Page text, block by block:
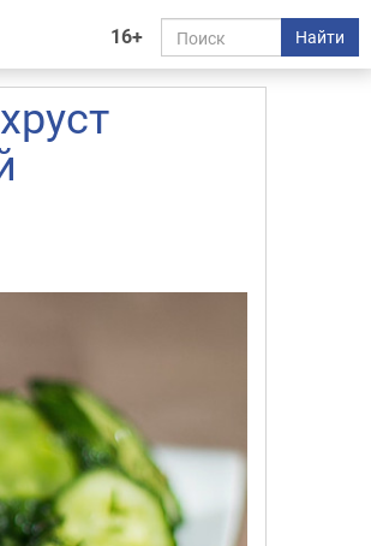
16+ Найти